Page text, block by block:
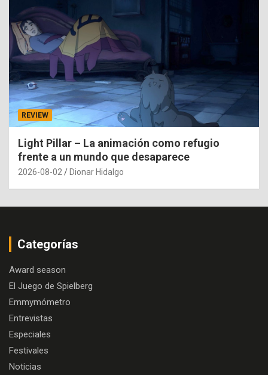
REVIEW
Light Pillar – La animación como refugio
frente a un mundo que desaparece
2026-08-02 Dionar Hidalgo
Categorías
Award season
El Juego de Spielberg
Emmymómetro
Entrevistas
Especiales
Festivales
Noticias